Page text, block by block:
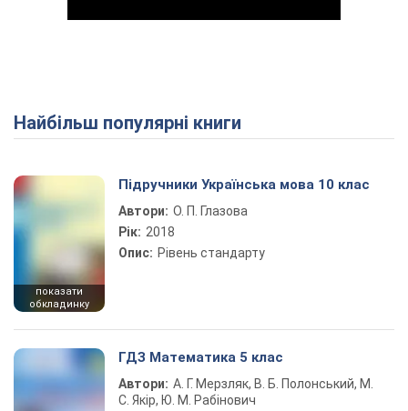
Play Video
Найбільш популярні книги
показати
обкладинку
Підручники Українська мова 10 клас
Автори: О. П. Глазова
Рік: 2018
Опис: Рівень стандарту
ГДЗ Математика 5 клас
Автори: А. Г. Мерзляк, В. Б. Полонський, М.
С. Якір, Ю. М. Рабінович